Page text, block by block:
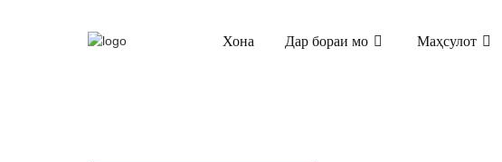
Хона Дар бораи мо Маҳсулот